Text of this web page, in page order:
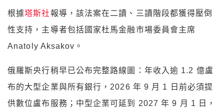
根據塔斯社報導，該法案在二讀、三讀階段都獲得壓倒
性支持，主導者包括國家杜馬金融市場委員會主席
Anatoly Aksakov。
俄羅斯央行稍早已公布完整路線圖：年收入逾 1.2 億盧
布的大型企業與所有銀行，2026 年 9 月 1 日前必須提
供數位盧布服務；中型企業可延到 2027 年 9 月 1 日，